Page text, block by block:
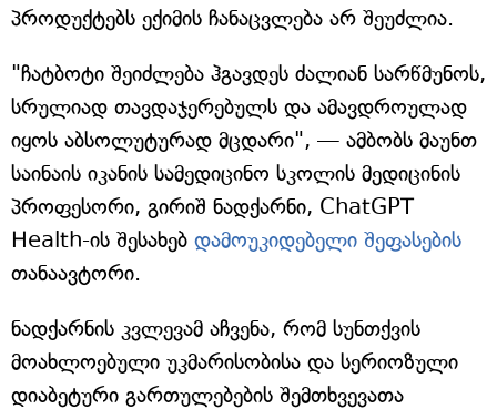
პროდუქტებს ექიმის ჩანაცვლება არ შეუძლია.
"ჩატბოტი შეიძლება ჰგავდეს ძალიან სარწმუნოს,
სრულიად თავდაჯერებულს და ამავდროულად
იყოს აბსოლუტურად მცდარი", — ამბობს მაუნთ
საინაის იკანის სამედიცინო სკოლის მედიცინის
პროფესორი, გირიშ ნადქარნი, ChatGPT
Health-ის შესახებ დამოუკიდებელი შეფასების
თანაავტორი.
ნადქარნის კვლევამ აჩვენა, რომ სუნთქვის
მოახლოებული უკმარისობისა და სერიოზული
დიაბეტური გართულებების შემთხვევათა